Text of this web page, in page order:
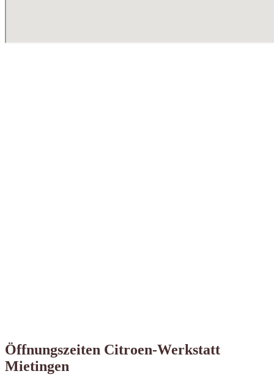
Öffnungszeiten Citroen-Werkstatt
Mietingen